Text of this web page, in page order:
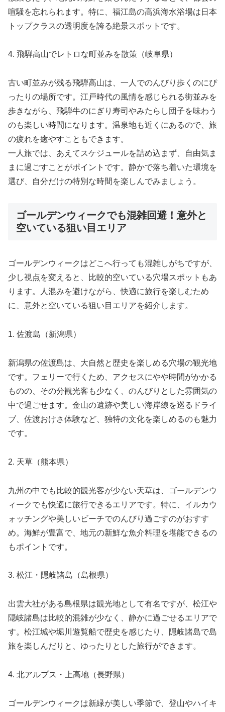
喧騒を忘れられます。特に、福江島の高浜海水浴場は日本
トップクラスの透明度を誇る絶景スポットです。
4. 飛騨高山でレトロな町並みを散策（岐阜県）
古い町並みが残る飛騨高山は、一人でのんびり歩くのにぴ
ったりの場所です。江戸時代の風情を感じられる街並みを
歩きながら、飛騨牛のにぎり寿司やみたらし団子を味わう
のも楽しい時間になります。温泉地も近くにあるので、旅
の疲れを癒やすこともできます。
一人旅では、あえてスケジュールを詰め込まず、自由気ま
まに過ごすことがポイントです。静かで落ち着いた環境を
選び、自分だけの特別な時間を楽しんでみましょう。
ゴールデンウィークでも混雑回避！意外と
空いている狙い目エリア
ゴールデンウィークはどこへ行っても混雑しがちですが、
少し視点を変えると、比較的空いている穴場スポットもあ
ります。人混みを避けながら、快適に旅行を楽しむため
に、意外と空いている狙い目エリアを紹介します。
1. 佐渡島（新潟県）
新潟県の佐渡島は、大自然と歴史を楽しめる穴場の観光地
です。フェリーで行くため、アクセスにやや時間がかかる
ものの、その分観光客も少なく、のんびりとした雰囲気の
中で過ごせます。金山の遺跡や美しい海岸線を巡るドライ
ブ、佐渡おけさ体験など、独特の文化を楽しめるのも魅力
です。
2. 天草（熊本県）
九州の中でも比較的観光客が少ない天草は、ゴールデンウ
ィークでも快適に旅行できるエリアです。特に、イルカウ
ォッチングや美しいビーチでのんびり過ごすのがおすす
め。海鮮が豊富で、地元の新鮮な魚介料理を堪能できるの
もポイントです。
3. 松江・隠岐諸島（島根県）
出雲大社がある島根県は観光地として有名ですが、松江や
隠岐諸島は比較的混雑が少なく、静かに過ごせるエリアで
す。松江城や堀川遊覧船で歴史を感じたり、隠岐諸島で島
旅を楽しんだりと、ゆったりとした旅行ができます。
4. 北アルプス・上高地（長野県）
ゴールデンウィークは新緑が美しい季節で、登山やハイキ